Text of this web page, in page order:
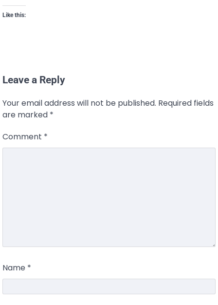
Like this:
Leave a Reply
Your email address will not be published. Required fields
are marked *
Comment *
Name *